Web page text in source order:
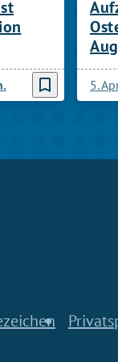
bookmark_border 5.